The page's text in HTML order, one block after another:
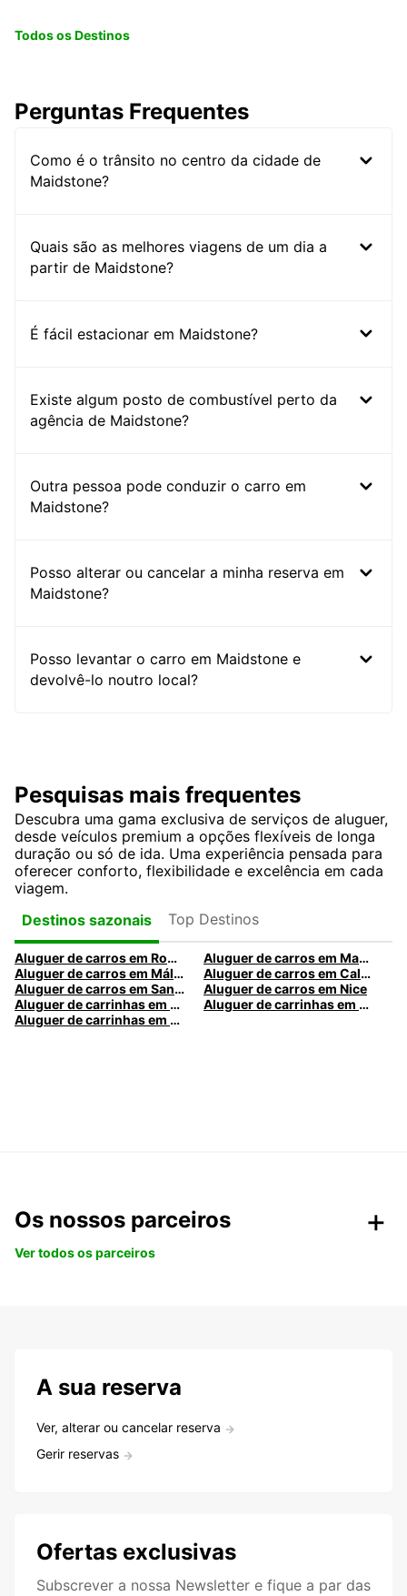
Todos os Destinos
Perguntas Frequentes
Como é o trânsito no centro da cidade de
Maidstone?
Quais são as melhores viagens de um dia a
partir de Maidstone?
É fácil estacionar em Maidstone?
Existe algum posto de combustível perto da
agência de Maidstone?
Outra pessoa pode conduzir o carro em
Maidstone?
Posso alterar ou cancelar a minha reserva em
Maidstone?
Posso levantar o carro em Maidstone e
devolvê-lo noutro local?
Pesquisas mais frequentes
Descubra uma gama exclusiva de serviços de aluguer,
desde veículos premium a opções flexíveis de longa
duração ou só de ida. Uma experiência pensada para
oferecer conforto, flexibilidade e excelência em cada
viagem.
Destinos sazonais
Top Destinos
Aluguer de carros em Roma
Aluguer de carros em Madrid
Aluguer de carros em Málaga
Aluguer de carros em Caldas da Rainha
Aluguer de carros em Santa Maria da Feira
Aluguer de carros em Nice
Aluguer de carrinhas em Nice
Aluguer de carrinhas em Santa Maria da Feira
Aluguer de carrinhas em Caldas da Rainha
Os nossos parceiros
Ver todos os parceiros
A sua reserva
Ver, alterar ou cancelar reserva
Gerir reservas
Ofertas exclusivas
Subscrever a nossa Newsletter e fique a par das